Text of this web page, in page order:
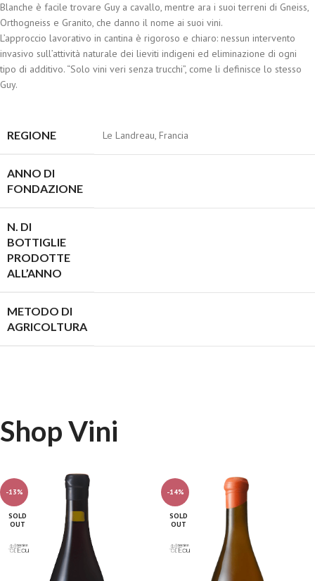
Blanche è facile trovare Guy a cavallo, mentre ara i suoi terreni di Gneiss,
Orthogneiss e Granito, che danno il nome ai suoi vini.
L’approccio lavorativo in cantina è rigoroso e chiaro: nessun intervento
invasivo sull’attività naturale dei lieviti indigeni ed eliminazione di ogni
tipo di additivo. “Solo vini veri senza trucchi”, come li definisce lo stesso
Guy.
REGIONE Le Landreau, Francia
ANNO DI
FONDAZIONE
N. DI
BOTTIGLIE
PRODOTTE
ALL’ANNO
METODO DI
AGRICOLTURA
Shop Vini
-13%
SOLD
OUT
-14%
SOLD
OUT